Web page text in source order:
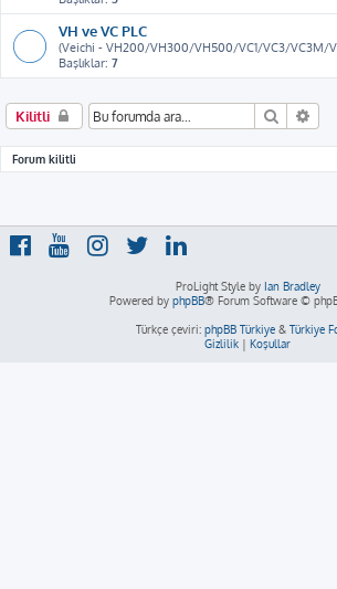
VH ve VC PLC
(Veichi - VH200/VH300/VH500/VC1/VC3/VC3M/
Başlıklar: 7
Kilitli Ara
Forum kilitli
ProLight Style by Ian Bradley
Powered by phpBB® Forum Software ©
Türkçe çeviri: phpBB Türkiye& Türkiye
Gizlilik | Koşullar